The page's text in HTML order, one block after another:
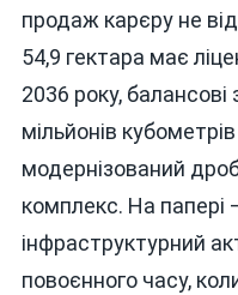
продаж карєру не
54,9 гектара має
2036 року, балансові
мільйонів
модернізований
комплекс. На папері
інфраструктурний
повоєнного часу,